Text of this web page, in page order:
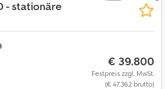
- stationäre
€ 39.800
Festpreis zzgl. MwSt.
(€ 47.362 brutto)